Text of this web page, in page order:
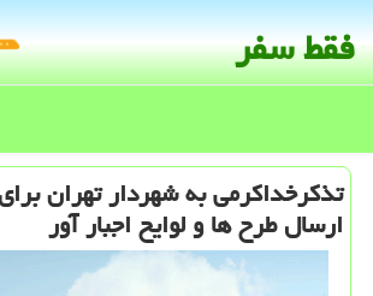
فقط سفر
تذكرخداكرمی به شهردار تهران
ارسال طرح ها و لوایح اجبار آور